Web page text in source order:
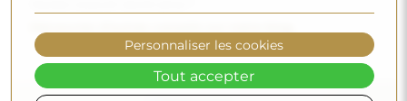
Personnaliser les cookies
Tout accepter